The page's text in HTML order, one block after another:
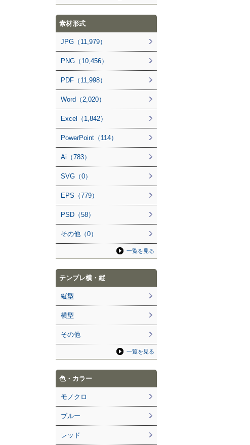
素材形式
JPG（11,979）
PNG（10,456）
PDF（11,998）
Word（2,020）
Excel（1,842）
PowerPoint（114）
Ai（783）
SVG（0）
EPS（779）
PSD（58）
その他（0）
一覧を見る
テンプレ横・縦
縦型
横型
その他
一覧を見る
色・カラー
モノクロ
ブルー
レッド